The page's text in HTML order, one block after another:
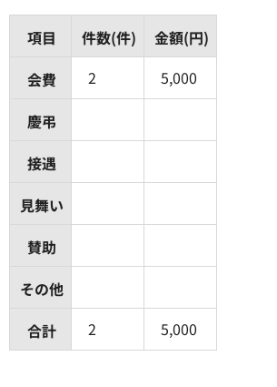
項目 件数(件)
金額(円)
会費
2
5,000
慶弔
接遇
見舞い
賛助
その他
合計
2 5,000